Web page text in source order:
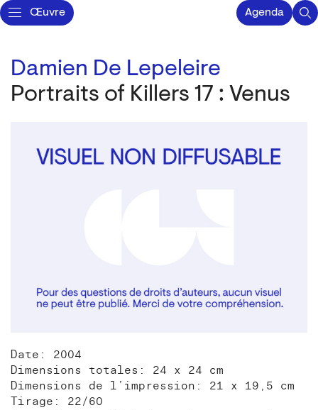
Œuvre Agenda
Damien De Lepeleire
Portraits of Killers 17 : Venus
Date: 2004
Dimensions totales: 24 x 24 cm
Dimensions de l’impression: 21 x 19,5 cm
Tirage: 22/60